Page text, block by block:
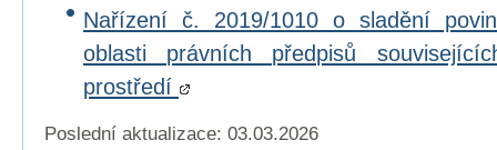
Nařízení č. 2019/1010 o sladění
oblasti právních předpisů
prostředí
Poslední aktualizace: 03.03.2026